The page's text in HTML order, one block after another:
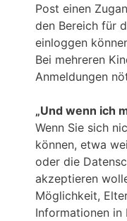
Post einen
den Bereich für
einloggen
Bei mehreren
Anmeldungen
„Und wenn ich
Wenn Sie sich
können, etwa
oder die
akzeptieren
Möglichkeit,
Informationen in